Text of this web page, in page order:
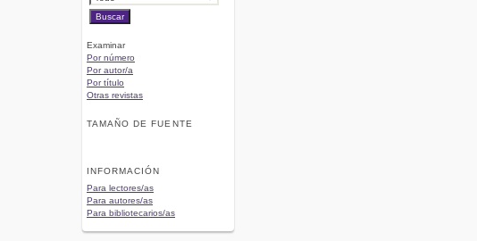
Examinar
Por número
Por autor/a
Por título
Otras revistas
TAMAÑO DE FUENTE
INFORMACIÓN
Para lectores/as
Para autores/as
Para bibliotecarios/as